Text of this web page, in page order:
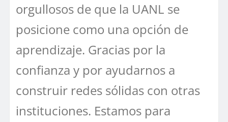
orgullosos de que la UANL se
posicione como una opción de
aprendizaje. Gracias por la
confianza y por ayudarnos a
construir redes sólidas con otras
instituciones. Estamos para